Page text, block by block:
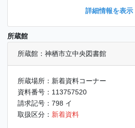
詳細情報を表示
所蔵館
所蔵館：神栖市立中央図書館
所蔵場所：新着資料コーナー
資料番号：113757520
請求記号：798 イ
取扱区分： 新着資料